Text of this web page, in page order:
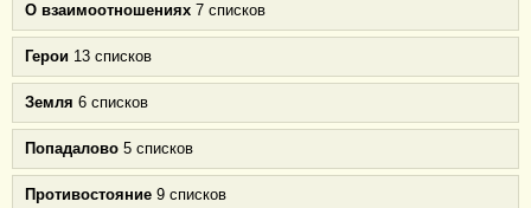
О взаимоотношениях 7 списков
Герои 13 списков
Земля 6 списков
Попадалово 5 списков
Противостояние 9 списков